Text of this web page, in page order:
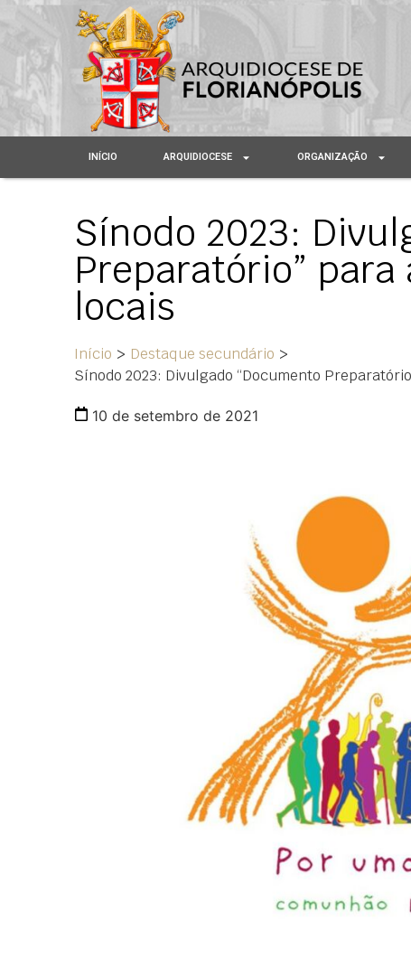
INÍCIO ARQUIDIOCESE ORGANIZAÇÃO
Sínodo 2023:
Preparatório”
locais
Início > Destaque secundário >
Sínodo 2023: Divulgado “Documento
10 de setembro de 2021